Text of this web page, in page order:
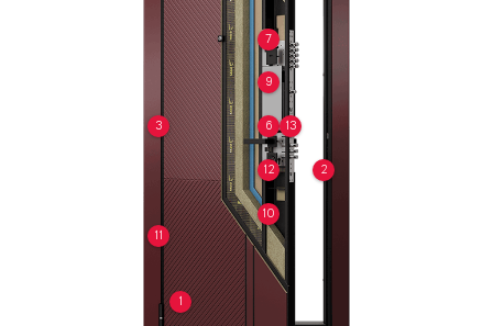
1
2
3 6
7
9
10
11
12
13